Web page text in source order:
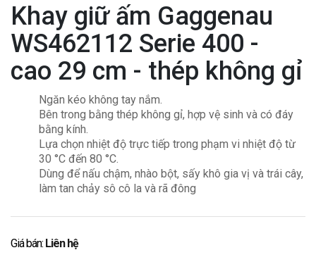
Khay giữ ấm Gaggenau
WS462112 Serie 400 -
cao 29 cm - thép không gỉ
Ngăn kéo không tay nắm.
Bên trong bằng thép không gỉ, hợp vệ sinh và có đáy
bằng kính.
Lựa chọn nhiệt độ trực tiếp trong phạm vi nhiệt độ từ
30 °C đến 80 °C.
Dùng để nấu chậm, nhào bột, sấy khô gia vị và trái cây,
làm tan chảy sô cô la và rã đông
Giá bán: Liên hệ